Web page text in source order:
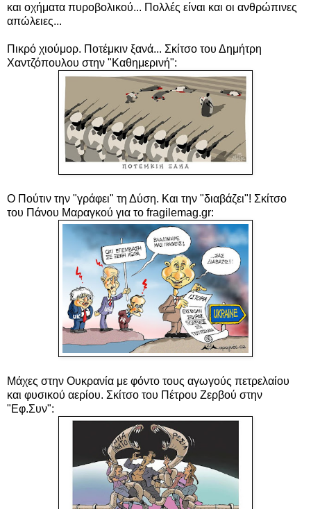
και οχήματα πυροβολικού... Πολλές είναι και οι ανθρώπινες
απώλειες...
Πικρό χιούμορ. Ποτέμκιν ξανά... Σκίτσο του Δημήτρη
Χαντζόπουλου στην "Καθημερινή":
Ο Πούτιν την "γράφει" τη Δύση. Και την "διαβάζει"! Σκίτσο
του Πάνου Μαραγκού για το fragilemag.gr:
Μάχες στην Ουκρανία με φόντο τους αγωγούς πετρελαίου
και φυσικού αερίου. Σκίτσο του Πέτρου Ζερβού στην
"Εφ.Συν":